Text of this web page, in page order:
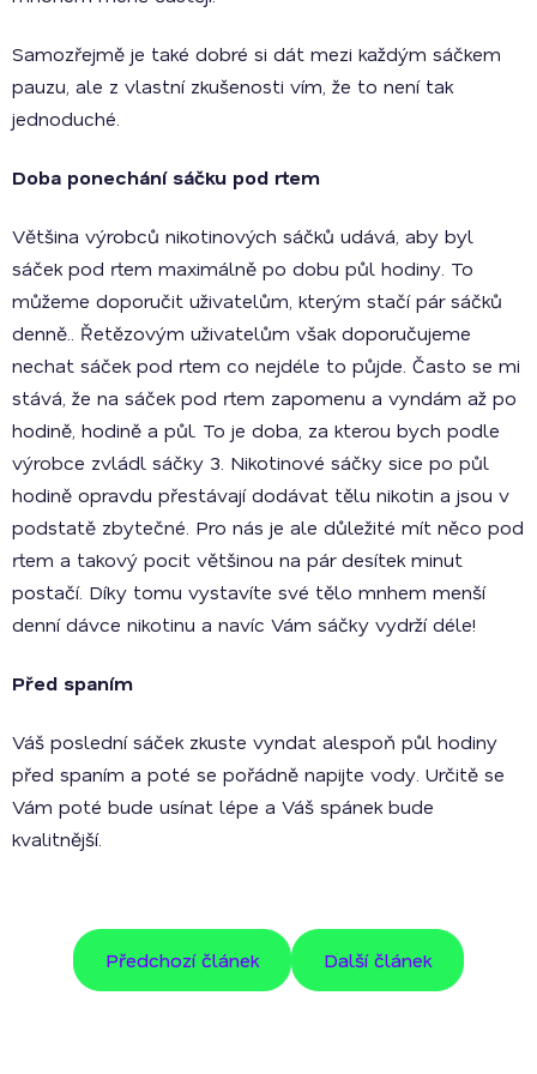
Samozřejmě je také dobré si dát mezi každým sáčkem
pauzu, ale z vlastní zkušenosti vím, že to není tak
jednoduché.
Doba ponechání sáčku pod rtem
Většina výrobců nikotinových sáčků udává, aby byl
sáček pod rtem maximálně po dobu půl hodiny. To
můžeme doporučit uživatelům, kterým stačí pár sáčků
denně.. Řetězovým uživatelům však doporučujeme
nechat sáček pod rtem co nejdéle to půjde. Často se mi
stává, že na sáček pod rtem zapomenu a vyndám až po
hodině, hodině a půl. To je doba, za kterou bych podle
výrobce zvládl sáčky 3. Nikotinové sáčky sice po půl
hodině opravdu přestávají dodávat tělu nikotin a jsou v
podstatě zbytečné. Pro nás je ale důležité mít něco pod
rtem a takový pocit většinou na pár desítek minut
postačí. Díky tomu vystavíte své tělo mnhem menší
denní dávce nikotinu a navíc Vám sáčky vydrží déle!
Před spaním
Váš poslední sáček zkuste vyndat alespoň půl hodiny
před spaním a poté se pořádně napijte vody. Určitě se
Vám poté bude usínat lépe a Váš spánek bude
kvalitnější.
Předchozí článek Další článek